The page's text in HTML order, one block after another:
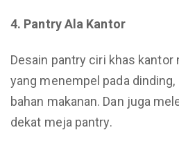
4. Pantry Ala Kantor
Desain pantry ciri khas kantor
yang menempel pada
bahan makanan. Dan juga
dekat meja pantry.